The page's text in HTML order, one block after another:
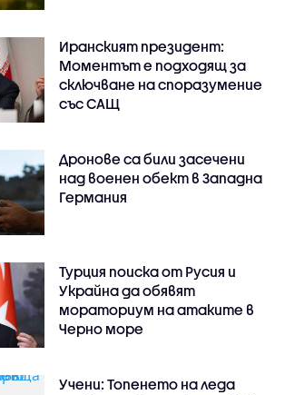
Иранският президент:
Моментът е подходящ за
сключване на споразумение
със САЩ
Дронове са били засечени
над военен обект в Западна
Германия
Турция поиска от Русия и
Украйна да обявят
мораториум на атаките в
Черно море
Учени: Топенето на леда